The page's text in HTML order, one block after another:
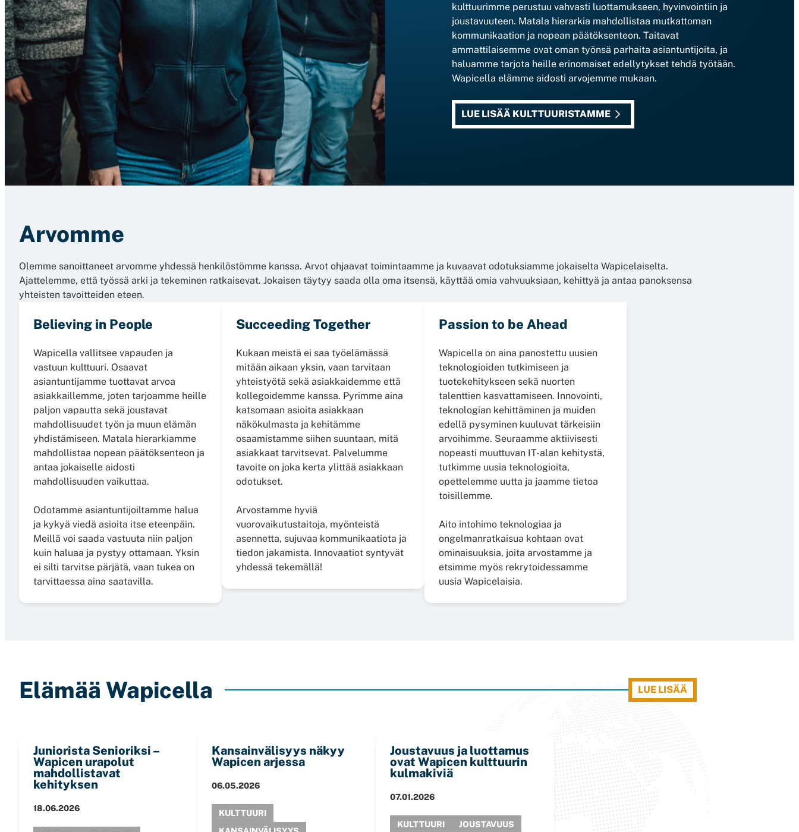
kulttuurimme perustuu vahvasti luottamukseen, hyvinvointiin ja
joustavuuteen. Matala hierarkia mahdollistaa mutkattoman
kommunikaation ja nopean päätöksenteon. Taitavat
ammattilaisemme ovat oman työnsä parhaita asiantuntijoita, ja
haluamme tarjota heille erinomaiset edellytykset tehdä työtään.
Wapicella elämme aidosti arvojemme mukaan.
LUE LISÄÄ KULTTUURISTAMME
Arvomme
Olemme sanoittaneet arvomme yhdessä henkilöstömme kanssa. Arvot ohjaavat toimintaamme ja kuvaavat odotuksiamme jokaiselta Wapicelaiselta.
Ajattelemme, että työssä arki ja tekeminen ratkaisevat. Jokaisen täytyy saada olla oma itsensä, käyttää omia vahvuuksiaan, kehittyä ja antaa panoksensa
yhteisten tavoitteiden eteen.
Believing in People
Wapicella vallitsee vapauden ja
vastuun kulttuuri. Osaavat
asiantuntijamme tuottavat arvoa
asiakkaillemme, joten tarjoamme heille
paljon vapautta sekä joustavat
mahdollisuudet työn ja muun elämän
yhdistämiseen. Matala hierarkiamme
mahdollistaa nopean päätöksenteon ja
antaa jokaiselle aidosti
mahdollisuuden vaikuttaa.
Odotamme asiantuntijoiltamme halua
ja kykyä viedä asioita itse eteenpäin.
Meillä voi saada vastuuta niin paljon
kuin haluaa ja pystyy ottamaan. Yksin
ei silti tarvitse pärjätä, vaan tukea on
tarvittaessa aina saatavilla.
Succeeding Together
Kukaan meistä ei saa työelämässä
mitään aikaan yksin, vaan tarvitaan
yhteistyötä sekä asiakkaidemme että
kollegoidemme kanssa. Pyrimme aina
katsomaan asioita asiakkaan
näkökulmasta ja kehitämme
osaamistamme siihen suuntaan, mitä
asiakkaat tarvitsevat. Palvelumme
tavoite on joka kerta ylittää asiakkaan
odotukset.
Arvostamme hyviä
vuorovaikutustaitoja, myönteistä
asennetta, sujuvaa kommunikaatiota ja
tiedon jakamista. Innovaatiot syntyvät
yhdessä tekemällä!
Passion to be Ahead
Wapicella on aina panostettu uusien
teknologioiden tutkimiseen ja
tuotekehitykseen sekä nuorten
talenttien kasvattamiseen. Innovointi,
teknologian kehittäminen ja muiden
edellä pysyminen kuuluvat tärkeisiin
arvoihimme. Seuraamme aktiivisesti
nopeasti muuttuvan IT-alan kehitystä,
tutkimme uusia teknologioita,
opettelemme uutta ja jaamme tietoa
toisillemme.
Aito intohimo teknologiaa ja
ongelmanratkaisua kohtaan ovat
ominaisuuksia, joita arvostamme ja
etsimme myös rekrytoidessamme
uusia Wapicelaisia.
Elämää Wapicella LUE LISÄÄ
Juniorista Senioriksi –
Wapicen urapolut
mahdollistavat
kehityksen
18.06.2026
Kansainvälisyys näkyy
Wapicen arjessa
06.05.2026
KULTTUURI
Joustavuus ja luottamus
ovat Wapicen kulttuurin
kulmakiviä
07.01.2026
KULTTUURI JOUSTAVUUS